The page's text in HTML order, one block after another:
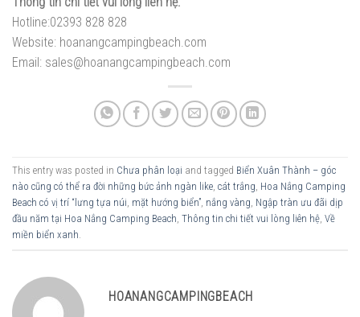
Hotline:02393 828 828
Website: hoanangcampingbeach.com
Email: sales@hoanangcampingbeach.com
This entry was posted in Chưa phân loại and tagged Biển Xuân Thành – góc
nào cũng có thể ra đời những bức ảnh ngàn like, cát trắng, Hoa Nắng Camping
Beach có vị trí “lưng tựa núi, mặt hướng biển”, nắng vàng, Ngập tràn ưu đãi dịp
đầu năm tại Hoa Nắng Camping Beach, Thông tin chi tiết vui lòng liên hệ, Về
miền biển xanh.
HOANANGCAMPINGBEACH